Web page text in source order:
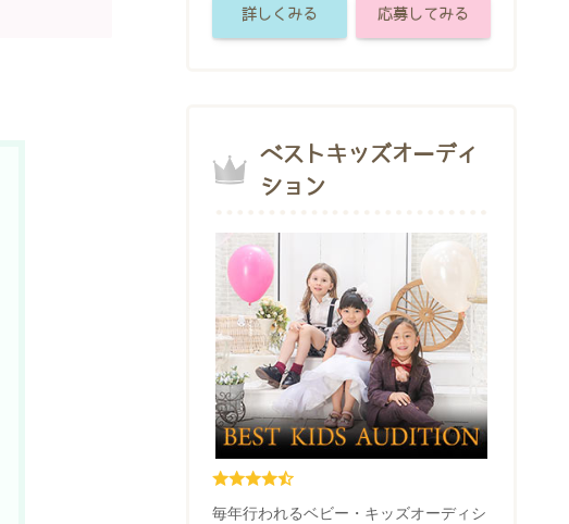
詳しくみる 応募してみる
ベストキッズオーディ
ション
毎年行われるベビー・キッズオーディシ